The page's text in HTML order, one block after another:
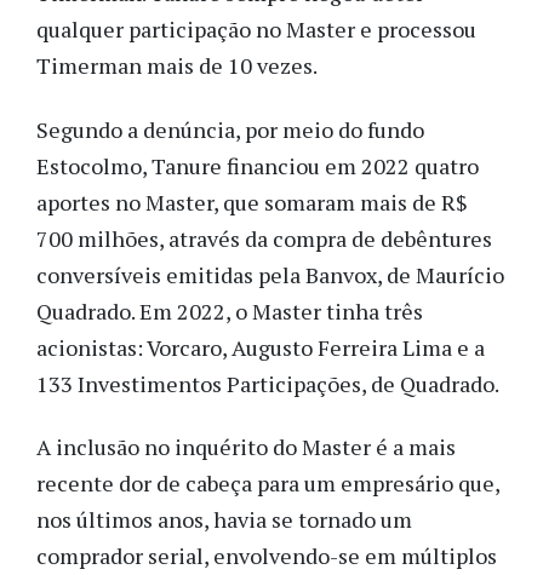
qualquer participação no Master e processou
Timerman mais de 10 vezes.
Segundo a denúncia, por meio do fundo
Estocolmo, Tanure financiou em 2022 quatro
aportes no Master, que somaram mais de R$
700 milhões, através da compra de debêntures
conversíveis emitidas pela Banvox, de Maurício
Quadrado. Em 2022, o Master tinha três
acionistas: Vorcaro, Augusto Ferreira Lima e a
133 Investimentos Participações, de Quadrado.
A inclusão no inquérito do Master é a mais
recente dor de cabeça para um empresário que,
nos últimos anos, havia se tornado um
comprador serial, envolvendo-se em múltiplos